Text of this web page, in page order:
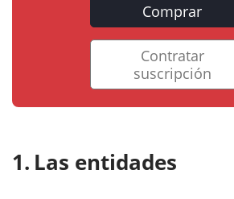
Comprar
Contratar
suscripción
Las entidades